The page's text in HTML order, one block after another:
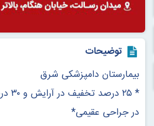
توضیحات
بیمارستان دامپزشکی شرق
در جراحی عقیمی*